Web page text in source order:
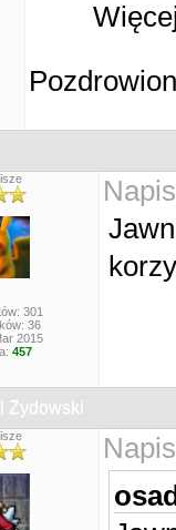
301
36
2015
457
Zydowski